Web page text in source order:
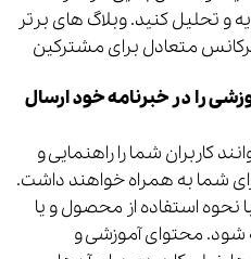
و تحلیل کنید. وبلاگ های برتر
فرکانس متعادل برای مشترکین
را در خبرنامه خود ارسال
کاربران شما را راهنمایی و
شما به همراه خواهند داشت.
نحوه استفاده از محصول و یا
شود. محتوای آموزشی و